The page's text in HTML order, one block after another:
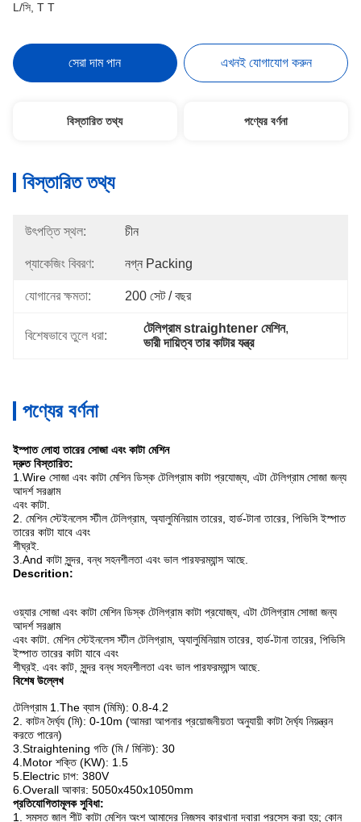
L/সি, T T
সেরা দাম পান এখনই যোগাযোগ করুন
বিস্তারিত তথ্য পণ্যের বর্ণনা
বিস্তারিত তথ্য
উৎপত্তি স্থল: চীন
প্যাকেজিং বিবরণ: নগ্ন Packing
যোগানের ক্ষমতা: 200 সেট / বছর
বিশেষভাবে তুলে ধরা:
টেলিগ্রাম straightener মেশিন,
ভারী দায়িত্ব তার কাটার যন্ত্র
পণ্যের বর্ণনা
ইস্পাত লোহা তারের সোজা এবং কাটা মেশিন
দ্রুত বিস্তারিত:
1.Wire সোজা এবং কাটা মেশিন ডিস্ক টেলিগ্রাম কাটা প্রযোজ্য, এটা টেলিগ্রাম সোজা জন্য
আদর্শ সরঞ্জাম
এবং কাটা.
2. মেশিন স্টেইনলেস স্টীল টেলিগ্রাম, অ্যালুমিনিয়াম তারের, হার্ড-টানা তারের, পিভিসি ইস্পাত
তারের কাটা যাবে এবং
শীঘ্রই.
3.And কাটা সুন্দর, বন্ধ সহনশীলতা এবং ভাল পারফরম্যান্স আছে.
Descrition:
ওয়্যার সোজা এবং কাটা মেশিন ডিস্ক টেলিগ্রাম কাটা প্রযোজ্য, এটা টেলিগ্রাম সোজা জন্য
আদর্শ সরঞ্জাম
এবং কাটা. মেশিন স্টেইনলেস স্টীল টেলিগ্রাম, অ্যালুমিনিয়াম তারের, হার্ড-টানা তারের, পিভিসি
ইস্পাত তারের কাটা যাবে এবং
শীঘ্রই. এবং কাট, সুন্দর বন্ধ সহনশীলতা এবং ভাল পারফরম্যান্স আছে.
বিশেষ উল্লেখ
টেলিগ্রাম 1.The ব্যাস (মিমি): 0.8-4.2
2. কাটন দৈর্ঘ্য (মি): 0-10m (আমরা আপনার প্রয়োজনীয়তা অনুযায়ী কাটা দৈর্ঘ্য নিয়ন্ত্রন
করতে পারেন)
3.Straightening গতি (মি / মিনিট): 30
4.Motor শক্তি (KW): 1.5
5.Electric চাপ: 380V
6.Overall আকার: 5050x450x1050mm
প্রতিযোগিতামূলক সুবিধা:
1. সমস্ত জাল শীট কাটা মেশিন অংশ আমাদের নিজস্ব কারখানা দ্বারা প্রসেস করা হয়; কোন